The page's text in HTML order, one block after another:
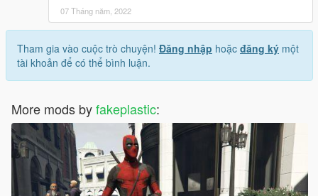
07 Tháng năm, 2022
Tham gia vào cuộc trò chuyện! Đăng nhập hoặc đăng ký một
tài khoản để có thể bình luận.
More mods byfakeplastic: